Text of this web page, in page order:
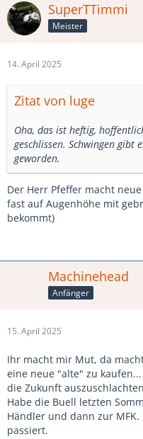
SuperTTimmi
Meister
14. April 2025
Zitat von luge
Oha, das ist heftig,
geschlissen. Schwingen gibt
geworden.
Der Herr Pfeffer macht
fast auf Augenhöhe mit
bekommt)
Machinehead
Anfänger
15. April 2025
Ihr macht mir Mut, da
eine neue "alte" zu
die Zukunft
Habe die Buell letzten
Händler und dann zur
passiert.